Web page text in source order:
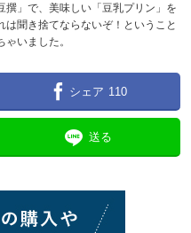
撰」で、美味しい「豆乳プリン」を
聞き捨てならないぞ！ということ
いました。
シェア 110
送る